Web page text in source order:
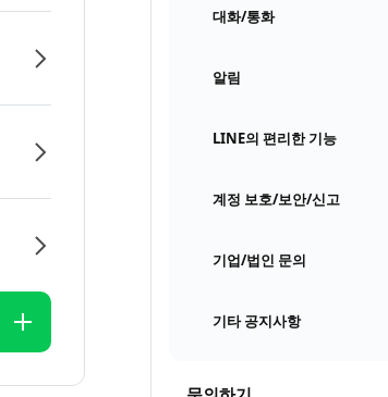
대화/통화
알림
LINE의 편리한 기능
계정 보호/보안/신고
기업/법인 문의
기타 공지사항